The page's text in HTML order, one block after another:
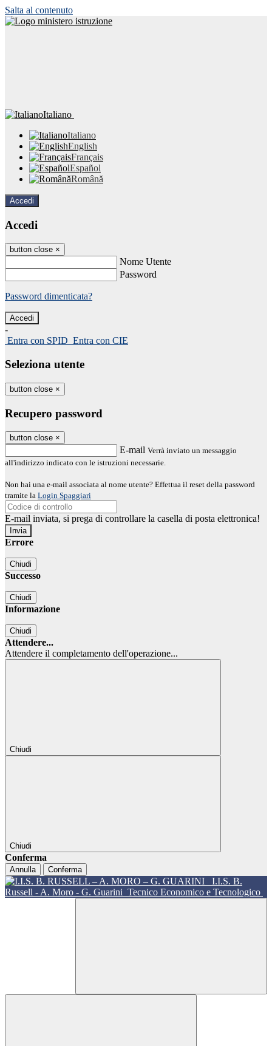
Salta al contenuto
Italiano
Italiano
English
Français
Español
Română
Accedi
Accedi
button close ×
Nome Utente
Password
Password dimenticata?
-
Entra con SPID Entra con CIE
Seleziona utente
button close ×
Recupero password
button close ×
E-mail Verrà inviato un messaggio
all'indirizzo indicato con le istruzioni necessarie.
Non hai una e-mail associata al nome utente? Effettua il reset della password
tramite la Login Spaggiari
E-mail inviata, si prega di controllare la casella di posta elettronica!
Errore
Chiudi
Successo
Chiudi
Informazione
Chiudi
Attendere...
Attendere il completamento dell'operazione...
Chiudi
Chiudi
Conferma
Annulla Conferma
I.I.S. B.
Russell - A. Moro - G. Guarini Tecnico Economico e Tecnologico